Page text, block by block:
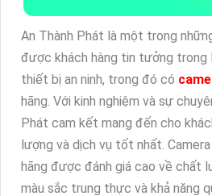
An Thành Phát là một trong
được khách hàng tin tưởng trong
thiết bị an ninh, trong đó có
hãng. Với kinh nghiệm và sự
Phát cam kết mang đến cho
lượng và dịch vụ tốt nhất.
hãng được đánh giá cao về chất
màu sắc trung thực và khả năng